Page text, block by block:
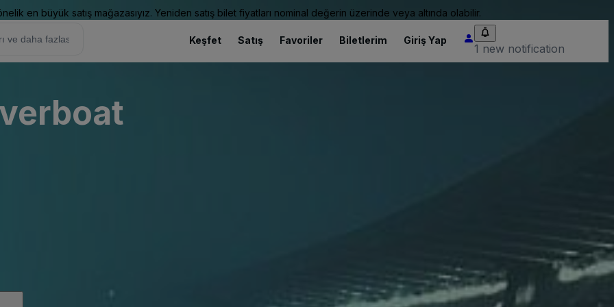
en büyük satış mağazasıyız. Yeniden satış bilet fiyatları nominal değerin üzerinde veya altında olabilir.
Keşfet Satış Favoriler Biletlerim Giriş Yap
1 new notification